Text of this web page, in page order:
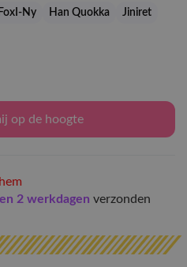
FoxI-Ny Han Quokka
Jiniret
op de hoogte
2 werkdagen verzonden